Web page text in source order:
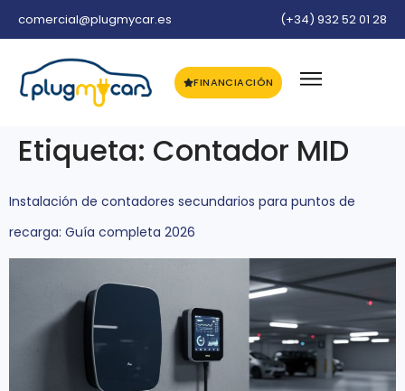
comercial@plugmycar.es (+34) 932 52 01 28
FINANCIACIÓN
Etiqueta: Contador MID
Instalación de contadores secundarios para puntos de
recarga: Guía completa 2026